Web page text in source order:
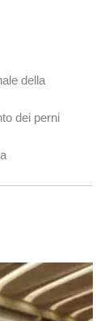
della
dei perni